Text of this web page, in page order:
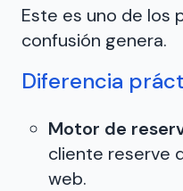
Este es uno de los
confusión genera.
Diferencia
Motor de
cliente reserve
web.